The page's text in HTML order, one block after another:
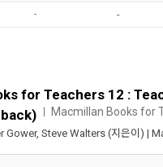
- -
for Teachers 12 :
Macmillan Books for
Gower, Steve Walters (지은이) |